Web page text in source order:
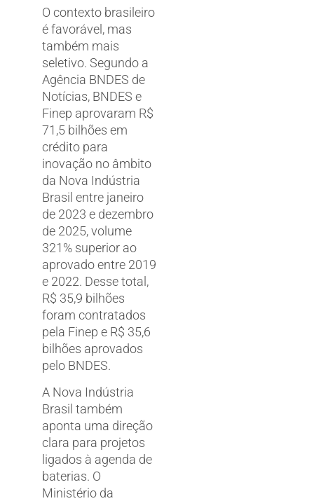
O contexto brasileiro
é favorável, mas
também mais
seletivo. Segundo a
Agência BNDES de
Notícias, BNDES e
Finep aprovaram R$
71,5 bilhões em
crédito para
inovação no âmbito
da Nova Indústria
Brasil entre janeiro
de 2023 e dezembro
de 2025, volume
321% superior ao
aprovado entre 2019
e 2022. Desse total,
R$ 35,9 bilhões
foram contratados
pela Finep e R$ 35,6
bilhões aprovados
pelo BNDES.
A Nova Indústria
Brasil também
aponta uma direção
clara para projetos
ligados à agenda de
baterias. O
Ministério da